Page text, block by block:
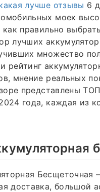
лучше отзывы 6
моек
правильно
лучших
множество
рейтинг
мнение реальных
представлены
года, каждая из
Бесщеточная
доставка, большой